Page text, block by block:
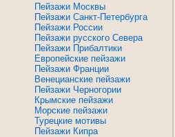
Пейзажи Москвы
Пейзажи Санкт-Петербурга
Пейзажи России
Пейзажи русского Севера
Пейзажи Прибалтики
Европейские пейзажи
Пейзажи Франции
Венецианские пейзажи
Пейзажи Черногории
Крымские пейзажи
Морские пейзажи
Турецкие мотивы
Пейзажи Кипра